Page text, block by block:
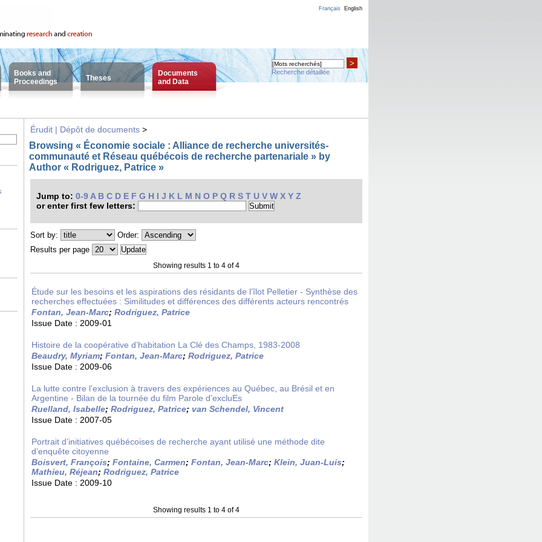
Français English
Books and
Proceedings
Theses
Documents
and Data
>
Recherche détaillée
Érudit | Dépôt de documents >
Browsing « Économie sociale : Alliance de recherche universités-
communauté et Réseau québécois de recherche partenariale » by
Author « Rodriguez, Patrice »
Jump to: 0-9 A B C D E F G H I J K L M N O P Q R S T U V W X Y Z
or enter first few letters:
Sort by:
Order:
Results per page
Showing results 1 to 4 of 4
Étude sur les besoins et les aspirations des résidants de l’îlot Pelletier - Synthèse des
recherches effectuées : Similitudes et différences des différents acteurs rencontrés
Fontan, Jean-Marc; Rodriguez, Patrice
Issue Date : 2009-01
Histoire de la coopérative d’habitation La Clé des Champs, 1983-2008
Beaudry, Myriam; Fontan, Jean-Marc; Rodriguez, Patrice
Issue Date : 2009-06
La lutte contre l’exclusion à travers des expériences au Québec, au Brésil et en
Argentine - Bilan de la tournée du film Parole d’excluEs
Ruelland, Isabelle; Rodriguez, Patrice; van Schendel, Vincent
Issue Date : 2007-05
Portrait d’initiatives québécoises de recherche ayant utilisé une méthode dite
d’enquête citoyenne
Boisvert, François; Fontaine, Carmen; Fontan, Jean-Marc; Klein, Juan-Luis;
Mathieu, Réjean; Rodriguez, Patrice
Issue Date : 2009-10
Showing results 1 to 4 of 4